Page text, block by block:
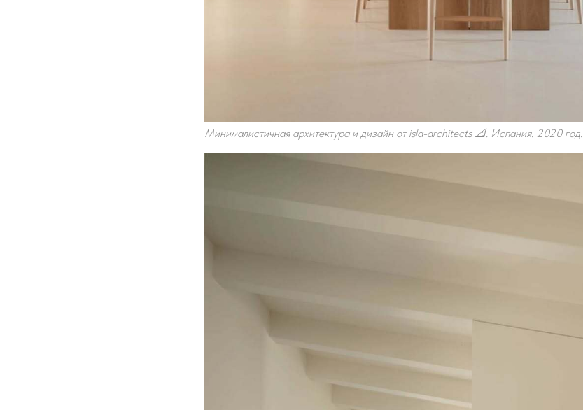
Минималистичная архитектура и дизайн от isla-architects 📐. Испания. 2020 год.